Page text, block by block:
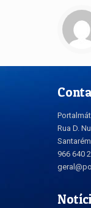
Rua D.
Santarém
966 640